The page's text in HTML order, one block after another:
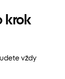
krok
vždy